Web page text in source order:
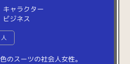
キャラクター
ビジネス
人
色のスーツの社会人女性。